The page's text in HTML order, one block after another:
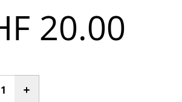
20.00